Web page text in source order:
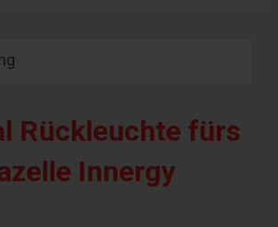
Rückleuchte fürs
Innergy